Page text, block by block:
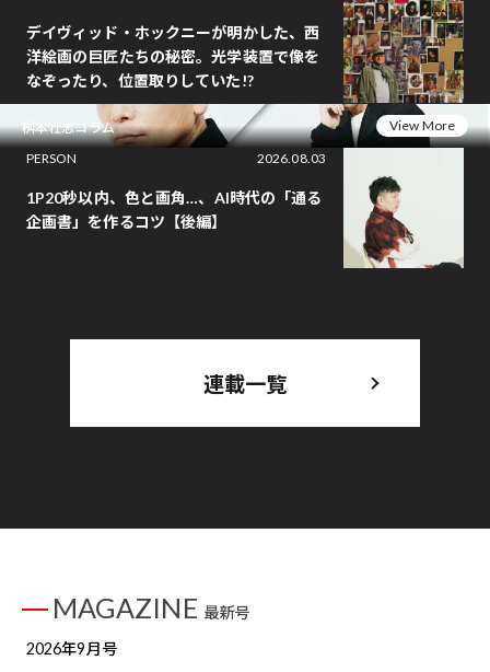
デイヴィッド・ホックニーが明かした、西
洋絵画の巨匠たちの秘密。光学装置で像を
なぞったり、位置取りしていた!?
桝本壮志コラム
View More
PERSON
2026.08.03
1P20秒以内、色と画角…、AI時代の「通る
企画書」を作るコツ【後編】
連載一覧
MAGAZINE 最新号
2026年9月号